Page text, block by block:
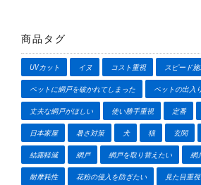
す
商品タグ
UVカット イヌ コスト重視 スピード
ペットに網戸を破かれてしまった ペットの出入
丈夫な網戸がほしい 使い勝手重視 定番
日本家屋 暑さ対策 犬 猫 玄関
結露軽減 網戸 網戸を取り替えたい 網
耐摩耗性 花粉の侵入を防ぎたい 見た目重視